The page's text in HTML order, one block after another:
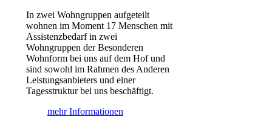
In zwei Wohngruppen aufgeteilt
wohnen im Moment 17 Menschen mit
Assistenzbedarf in zwei
Wohngruppen der Besonderen
Wohnform bei uns auf dem Hof und
sind sowohl im Rahmen des Anderen
Leistungsanbieters und einer
Tagesstruktur bei uns beschäftigt.
mehr Informationen